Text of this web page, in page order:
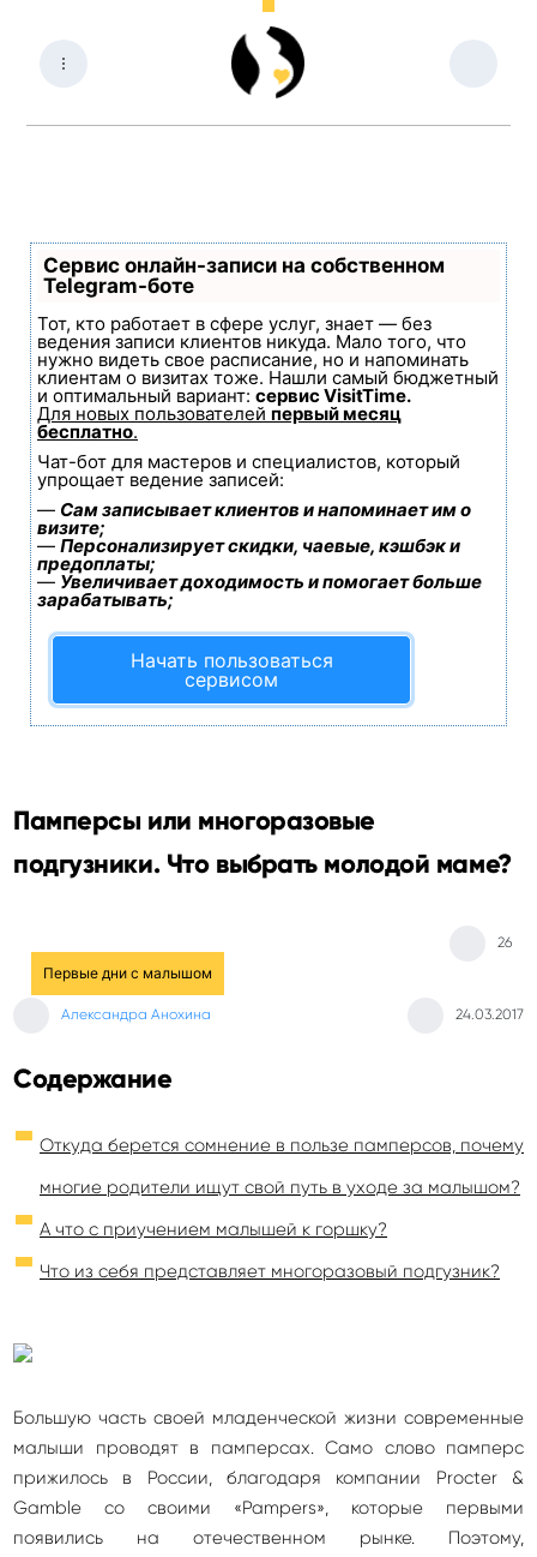
Сервис онлайн-записи на собственном
Telegram-боте
Тот, кто работает в сфере услуг, знает — без
ведения записи клиентов никуда. Мало того, что
нужно видеть свое расписание, но и напоминать
клиентам о визитах тоже. Нашли самый бюджетный
и оптимальный вариант: сервис VisitTime.
Для новых пользователей первый месяц
бесплатно.
Чат-бот для мастеров и специалистов, который
упрощает ведение записей:
— Сам записывает клиентов и напоминает им о
визите;
— Персонализирует скидки, чаевые, кэшбэк и
предоплаты;
— Увеличивает доходимость и помогает больше
зарабатывать;
Начать пользоваться
сервисом
Памперсы или многоразовые
подгузники. Что выбрать молодой маме?
Первые дни с малышом
Александра Анохина 24.03.2017
26
Содержание
Откуда берется сомнение в пользе памперсов, почему
многие родители ищут свой путь в уходе за малышом?
А что с приучением малышей к горшку?
Что из себя представляет многоразовый подгузник?
Большую часть своей младенческой жизни современные
малыши проводят в памперсах. Само слово памперс
прижилось в России, благодаря компании Procter &
Gamble со своими «Pampers», которые первыми
появились на отечественном рынке. Поэтому,